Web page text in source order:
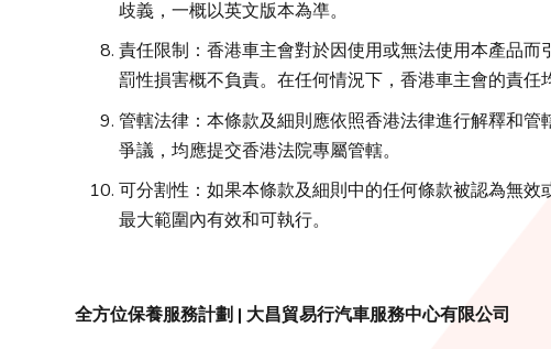
歧義，一概以英文版本為凖。
責任限制：香港車主會對於因使用或無法使用本產品
罰性損害概不負責。在任何情況下，香港車主會的責任
管轄法律：本條款及細則應依照香港法律進行解釋和
爭議，均應提交香港法院專屬管轄。
可分割性：如果本條款及細則中的任何條款被認為無
最大範圍內有效和可執行。
全方位保養服務計劃 | 大昌貿易行汽車服務中心有限公司